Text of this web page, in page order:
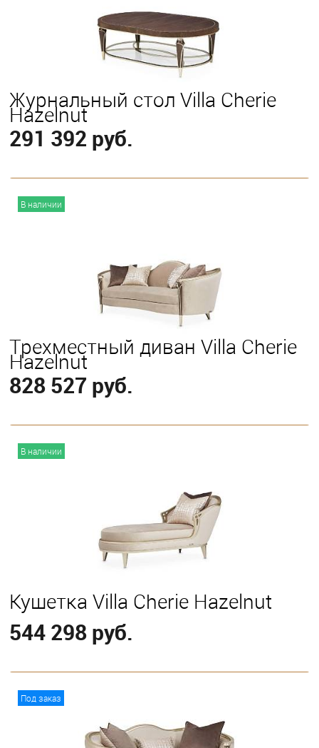
Журнальный стол Villa Cherie
Hazelnut
291 392 руб.
В наличии
Трехместный диван Villa Cherie
Hazelnut
828 527 руб.
В наличии
Кушетка Villa Cherie Hazelnut
544 298 руб.
Под заказ